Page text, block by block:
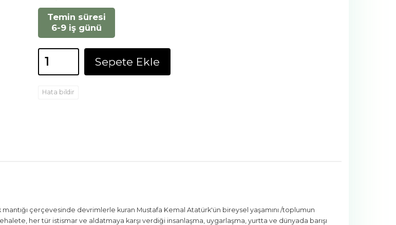
Temin süresi
6-9 iş günü
Sepete Ekle
Hata bildir
çerçevesinde devrimlerle kuran Mustafa Kemal Atatürk'ün bireysel yaşamını /toplumun
her tür istismar ve aldatmaya karşı verdiği insanlaşma, uygarlaşma, yurtta ve dünyada barışı